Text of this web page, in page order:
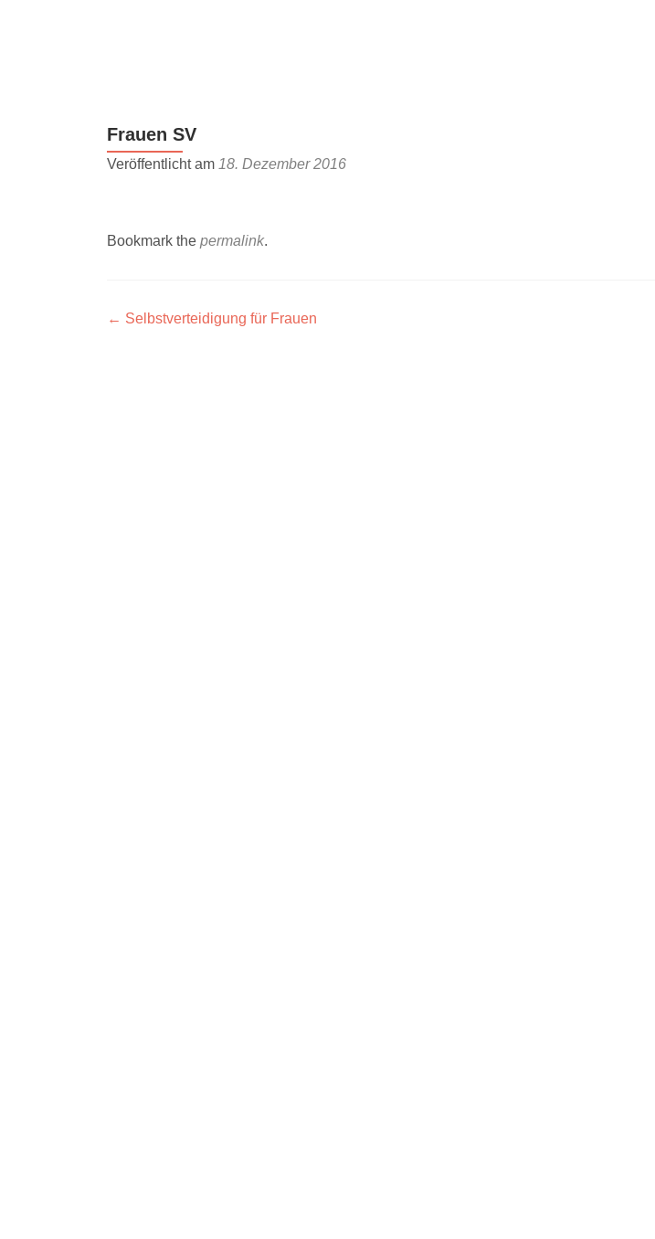
Frauen SV
Veröffentlicht am 18. Dezember 2016
Bookmark the permalink.
Artikel-
← Selbstverteidigung für Frauen